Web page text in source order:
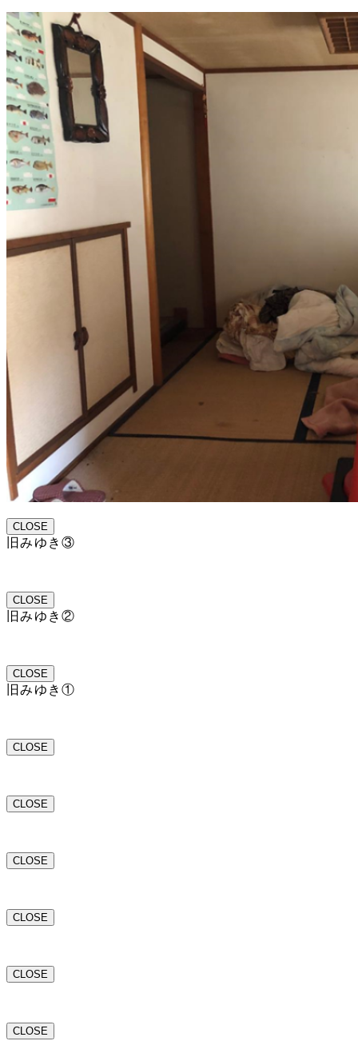
CLOSE
旧みゆき③
CLOSE
旧みゆき②
CLOSE
旧みゆき①
CLOSE
CLOSE
CLOSE
CLOSE
CLOSE
CLOSE